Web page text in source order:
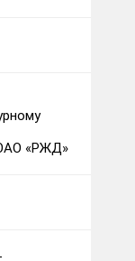
«РЖД»